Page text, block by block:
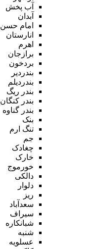
آب پخش
آبدان
امام حسن
انارستان
اهرم
برازجان
بردخون
بندردیر
بندردیلم
بندر ریگ
بندر کنگان
بندر گناوه
بنک
تنگ ارم
جم
چغادک
خارک
خورموج
دالکی
دلوار
ریز
سعدآباد
سیراف
شبانکاره
شنبه
عسلویه